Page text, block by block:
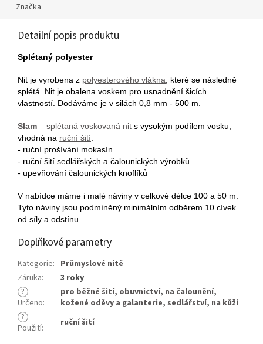
Značka
Detailní popis produktu
Splétaný polyester
Nit je vyrobena z polyesterového vlákna , které se následně
splétá. Nit je obalena voskem pro usnadnění šicích
vlastností. Dodáváme je v silách 0,8 mm - 500 m.
Slam – splétaná voskovaná nit s vysokým podílem vosku,
vhodná na ruční šití
- ruční prošívání mokasín
- ruční šití sedlářských a čalounických výrobků
- upevňování čalounických knoflíků
V nabídce máme i malé náviny v celkové délce 100 a 50 m.
Tyto náviny jsou podmíněný minimálním odběrem 10 cívek
od síly a odstínu.
Doplňkové parametry
Kategorie: Průmyslové nitě
Záruka:
3 roky
?
Určeno:
pro běžné šití, obuvnictví, na čalounění,
kožené oděvy a galanterie, sedlářství, na kůži
?
Použití: ruční šití